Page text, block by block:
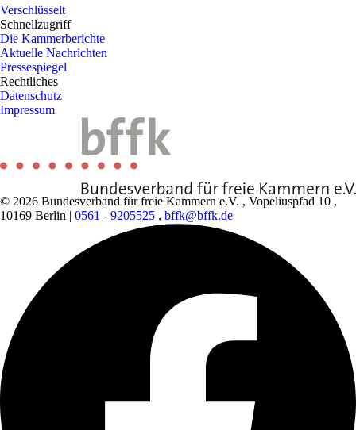
Verschlüsselt
Schnellzugriff
Die Kammerberichte
Aktuelle Nachrichten
Pressespiegel
Rechtliches
Datenschutz
Impressum
© 2026 Bundesverband für freie Kammern e.V. , Vopeliuspfad 10 ,
10169 Berlin | 0561 - 9205525 , bffk@bffk.de